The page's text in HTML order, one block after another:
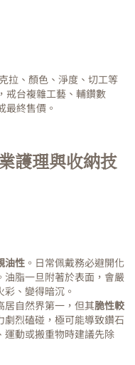
拉、顏色、淨度、切工等
戒台複雜工藝、輔鑽數
最終售價。
護理與收納技
油性 。日常佩戴務必避開化
油脂一旦附著於表面，會嚴
、變得暗沉。
居自然界第一，但其脆性較
劇烈磕碰，極可能導致鑽石
運動或搬重物時建議先除